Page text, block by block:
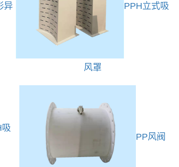
异 PPH立式吸
风罩
吸
PP风阀